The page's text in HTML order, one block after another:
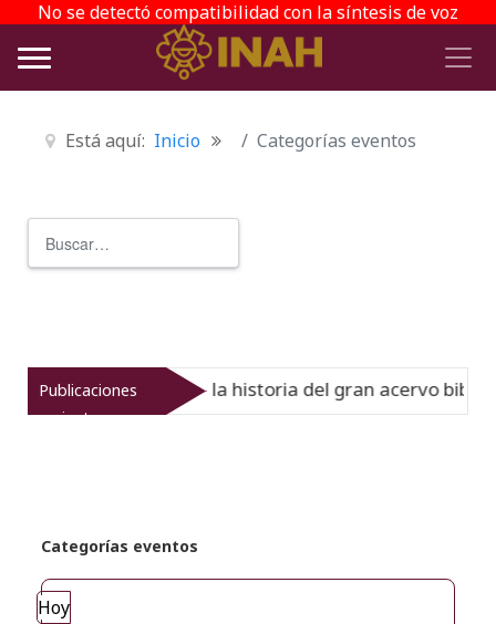
No se detectó compatibilidad con la síntesis de voz
Está aquí: Inicio Categorías eventos
Publicaciones
recientes
Virreinato muestra la historia del gran acervo
Categorías eventos
Hoy